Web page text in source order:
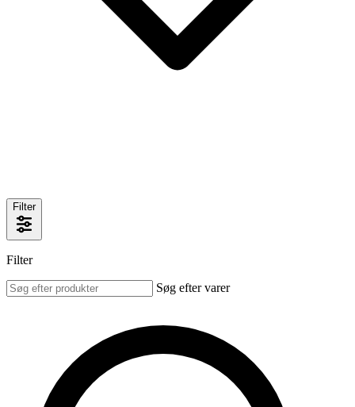
Filter
Filter
Søg efter varer